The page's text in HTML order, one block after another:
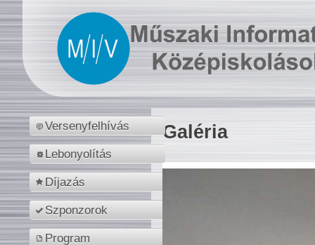
Versenyfelhívás
Lebonyolítás
Díjazás
Szponzorok
Program
Galéria